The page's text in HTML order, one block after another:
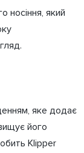
носіння, який
яке додає
його
Klipper